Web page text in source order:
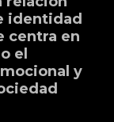
identidad
centra en
el
y